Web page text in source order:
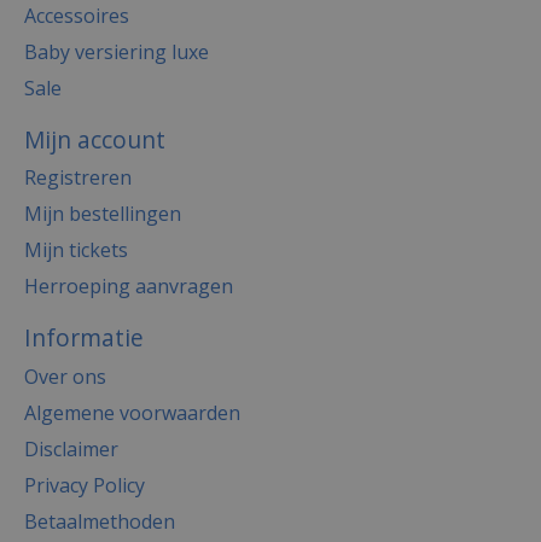
Accessoires
Baby versiering luxe
Sale
Mijn account
Registreren
Mijn bestellingen
Mijn tickets
Herroeping aanvragen
Informatie
Over ons
Algemene voorwaarden
Disclaimer
Privacy Policy
Betaalmethoden